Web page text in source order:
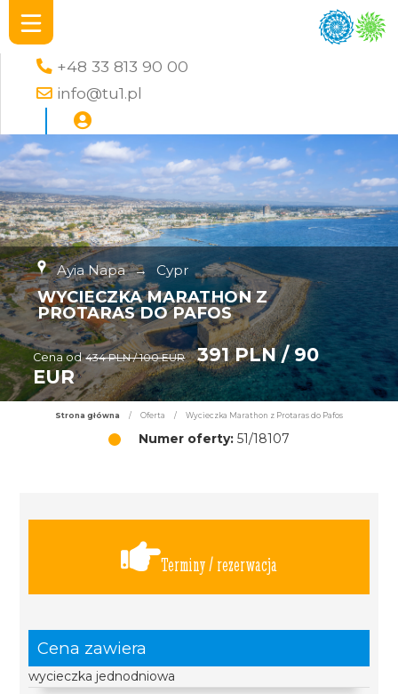
+48 33 813 90 00
info@tu1.pl
Ayia Napa → Cypr
WYCIECZKA MARATHON Z
PROTARAS DO PAFOS
Cena od 434 PLN / 100 EUR
391 PLN / 90
EUR
Strona główna / Oferta / Wycieczka Marathon z Protaras do Pafos
Numer oferty: 51/18107
Terminy / rezerwacja
Cena zawiera
wycieczka jednodniowa